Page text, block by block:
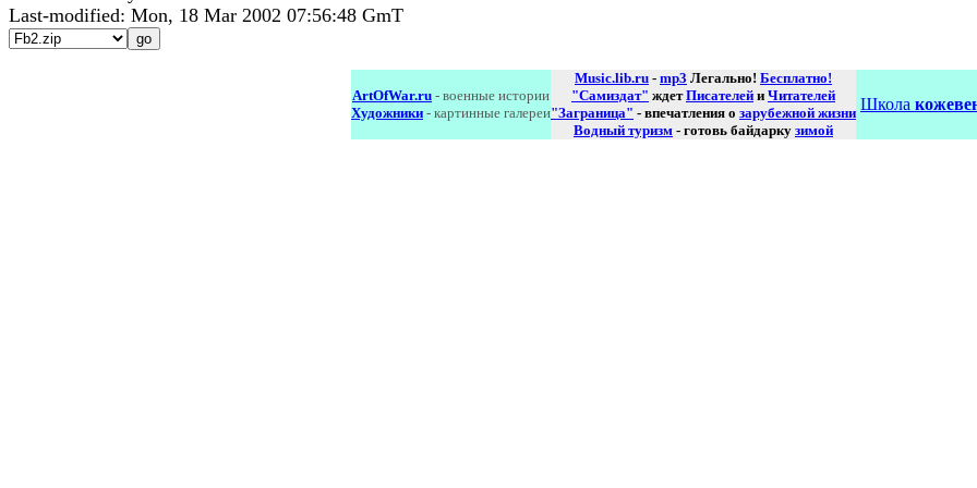
Last-modified: Mon, 18 Mar 2002 07:56:48 GmT
ArtOfWar.ru - военные истории
Художники - картинные галереи
Music.lib.ru - mp3 Легально! Бесплатно!
"Самиздат" ждетПисателей и Читателей
"Заграница" - впечатления о зарубежной жизни
Водный туризм - готовь байдарку зимой
Школа